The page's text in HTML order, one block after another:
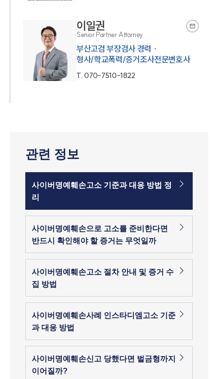
이일권
Senior Partner Attorney
부산고검 부장검사 경력 ·
형사/학교폭력/증거조사전문변호사
T.070-7510-1822
관련 정보
사이버명예훼손고소 기준과 대응 방법 정
리
사이버명예훼손으로 고소를 준비한다면
반드시 확인해야 할 증거는 무엇일까
사이버명예훼손고소 절차 안내 및 증거 수
집 방법
사이버명예훼손사례 인스타디엠고소 기준
과 대응 방법
사이버명예훼손신고 당했다면 벌금형까지
이어질까?